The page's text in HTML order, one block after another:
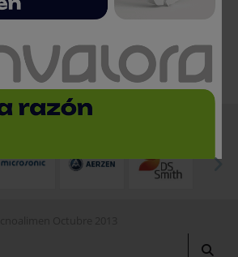
tecnología